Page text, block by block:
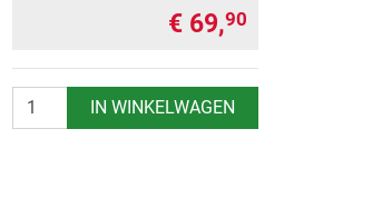
€ 69,90
Aantal IN WINKELWAGEN